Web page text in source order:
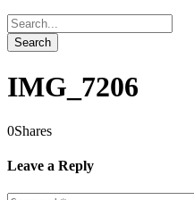
IMG_7206
0Shares
Leave a Reply